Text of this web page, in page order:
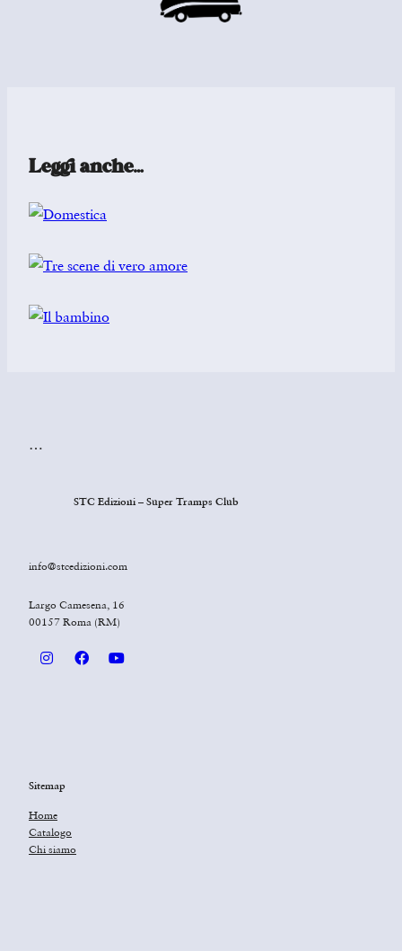
Leggi anche…
…
STC Edizioni – Super Tramps Club
info@stcedizioni.com
Largo Camesena, 16
00157 Roma (RM)
Sitemap
Home
Catalogo
Chi siamo